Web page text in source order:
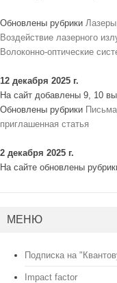
Обновлены рубрики Лазеры
Воздействие лазерного
Волоконно-оптические
12 декабря 2025 г.
На сайт добавлены 9, 10
Обновлены рубрики Письма
приглашенная статья
2 декабря 2025 г.
На сайте обновлены
МЕНЮ
Подписка на
Impact factor